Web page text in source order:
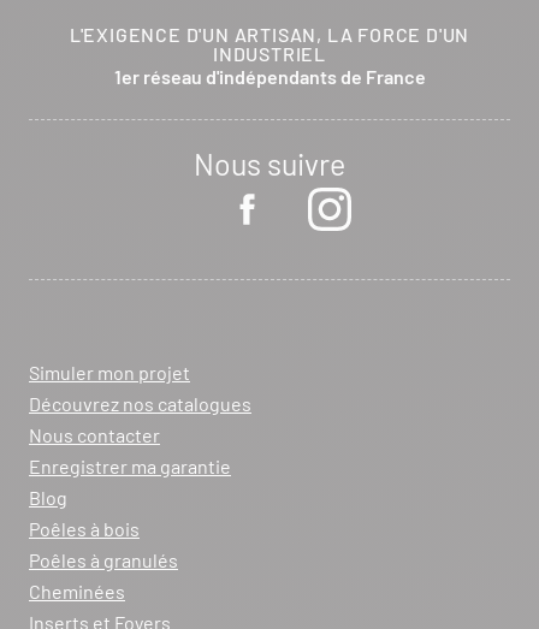
L'EXIGENCE D'UN ARTISAN, LA FORCE D'UN
INDUSTRIEL
1er réseau d'indépendants de France
Nous suivre
Simuler mon projet
Découvrez nos catalogues
Nous contacter
Enregistrer ma garantie
Blog
Poêles à bois
Poêles à granulés
Cheminées
Inserts et Foyers